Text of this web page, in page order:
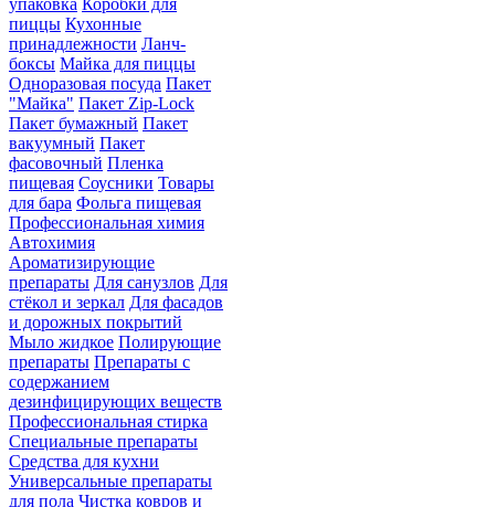
упаковка Коробки для
пиццы Кухонные
принадлежности Ланч-
боксы Майка для пиццы
Одноразовая посуда Пакет
"Майка" Пакет Zip-Lock
Пакет бумажный Пакет
вакуумный Пакет
фасовочный Пленка
пищевая Соусники Товары
для бара Фольга пищевая
Профессиональная химия
Автохимия
Ароматизирующие
препараты Для санузлов Для
стёкол и зеркал Для фасадов
и дорожных покрытий
Мыло жидкое Полирующие
препараты Препараты с
содержанием
дезинфицирующих веществ
Профессиональная стирка
Специальные препараты
Средства для кухни
Универсальные препараты
для пола Чистка ковров и